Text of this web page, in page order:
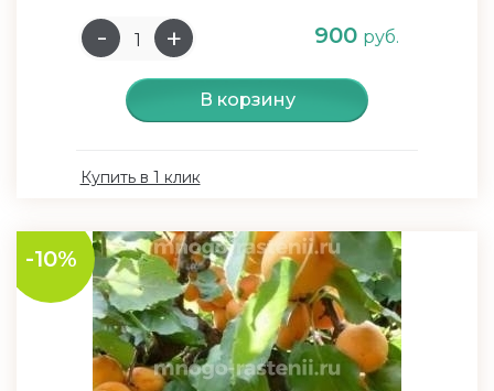
900 руб.
В корзину
Купить в 1 клик
-10%